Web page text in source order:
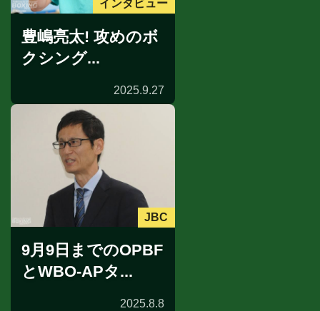
インタビュー
豊嶋亮太! 攻めのボ
クシング...
2025.9.27
JBC
9月9日までのOPBF
とWBO-APタ...
2025.8.8